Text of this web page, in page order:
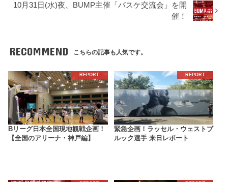
10月31日(水)夜、BUMP主催「バスケ交流会」を開
催！
RECOMMEND こちらの記事も人気です。
REPORT
Bリーグ日本全国現地観戦企画！
【全国のアリーナ・神戸編】
REPORT
緊急企画！ラッセル・ウェストブ
ルック選手 来日レポート